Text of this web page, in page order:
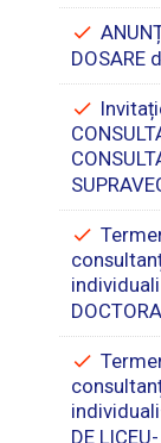
DOSARE
individuali
DE